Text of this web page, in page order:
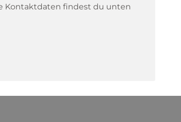
Kontaktdaten findest du unten